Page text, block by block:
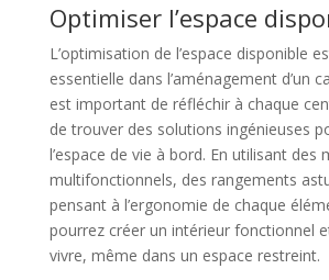
Optimiser l’espace
L’optimisation de l’espace disponible
essentielle dans l’aménagement d’un
est important de réfléchir à chaque
de trouver des solutions ingénieuses
l’espace de vie à bord. En utilisant des
multifonctionnels, des rangements
pensant à l’ergonomie de chaque
pourrez créer un intérieur fonctionnel
vivre, même dans un espace restreint.